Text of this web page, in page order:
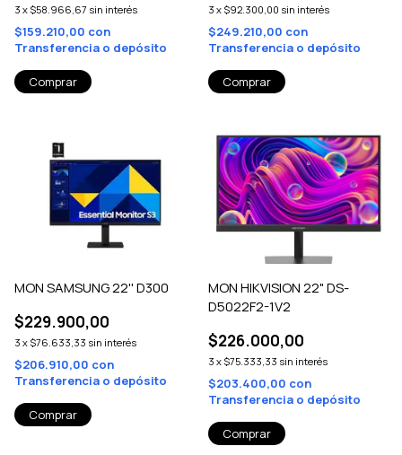
3 x $58.966,67 sin interés
$159.210,00 con
Transferencia o depósito
3 x $92.300,00 sin interés
$249.210,00 con
Transferencia o depósito
MON SAMSUNG 22'' D300
$229.900,00
3 x $76.633,33 sin interés
$206.910,00 con
Transferencia o depósito
MON HIKVISION 22" DS-
D5022F2-1V2
$226.000,00
3 x $75.333,33 sin interés
$203.400,00 con
Transferencia o depósito